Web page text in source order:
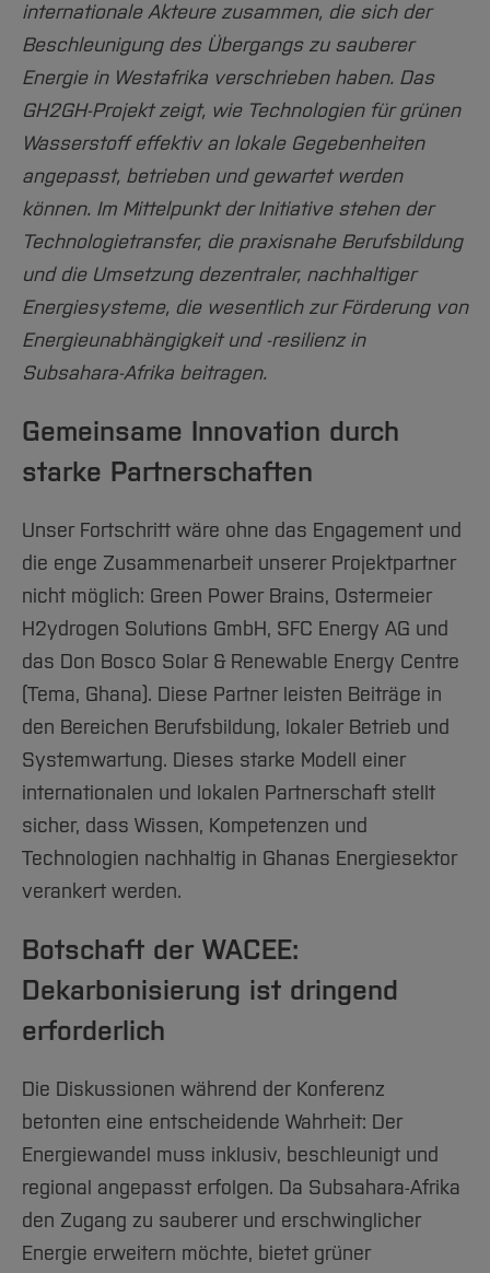
Arbeiten im FB G
Forschung und Projekte
International
Team
Service
Studiengänge
Studieninteressierte
Aktuelles
Studium
Fachgruppen
Forschung und Entwicklung
International
Team
Service
Amtliche Bekanntmachungen
Notfall-Infos
BO Shop
Familiengerechte Hochschule
Gleichstellung
Diskriminierungsfreie Hochschule
Vertretungen
Wahlen
Hochschulbibliothek
Hochschulkommunikation
International Office
Medienzentrum
qed-Stiftung
Zentrale Studienberatung
internationale Akteure zusammen, die sich der
Beschleunigung des Übergangs zu sauberer
Energie in Westafrika verschrieben haben. Das
GH2GH-Projekt zeigt, wie Technologien für grünen
Wasserstoff effektiv an lokale Gegebenheiten
angepasst, betrieben und gewartet werden
können. Im Mittelpunkt der Initiative stehen der
Technologietransfer, die praxisnahe Berufsbildung
und die Umsetzung dezentraler, nachhaltiger
Energiesysteme, die wesentlich zur Förderung von
Energieunabhängigkeit und -resilienz in
Subsahara-Afrika beitragen.
Gemeinsame Innovation durch
starke Partnerschaften
Unser Fortschritt wäre ohne das Engagement und
die enge Zusammenarbeit unserer Projektpartner
nicht möglich: Green Power Brains, Ostermeier
H2ydrogen Solutions GmbH, SFC Energy AG und
das Don Bosco Solar & Renewable Energy Centre
(Tema, Ghana). Diese Partner leisten Beiträge in
den Bereichen Berufsbildung, lokaler Betrieb und
Systemwartung. Dieses starke Modell einer
internationalen und lokalen Partnerschaft stellt
sicher, dass Wissen, Kompetenzen und
Technologien nachhaltig in Ghanas Energiesektor
verankert werden.
Botschaft der WACEE:
Dekarbonisierung ist dringend
erforderlich
Die Diskussionen während der Konferenz
betonten eine entscheidende Wahrheit: Der
Energiewandel muss inklusiv, beschleunigt und
regional angepasst erfolgen. Da Subsahara-Afrika
den Zugang zu sauberer und erschwinglicher
Energie erweitern möchte, bietet grüner